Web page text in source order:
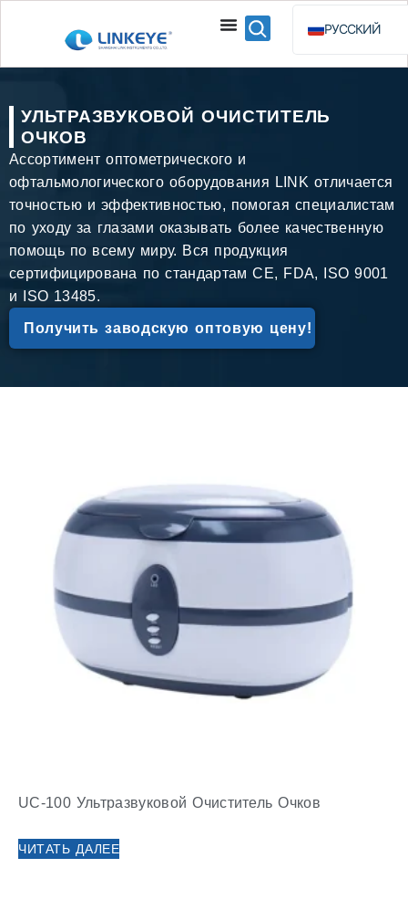
РУССКИЙ
ENGLISH
УЛЬТРАЗВУКОВОЙ ОЧИСТИТЕЛЬ
ОЧКОВ
Ассортимент оптометрического и
офтальмологического оборудования LINK отличается
точностью и эффективностью, помогая специалистам
по уходу за глазами оказывать более качественную
помощь по всему миру. Вся продукция
сертифицирована по стандартам CE, FDA, ISO 9001
и ISO 13485.
Получить заводскую оптовую цену!
UC-100 Ультразвуковой Очиститель Очков
ЧИТАТЬ ДАЛЕЕ